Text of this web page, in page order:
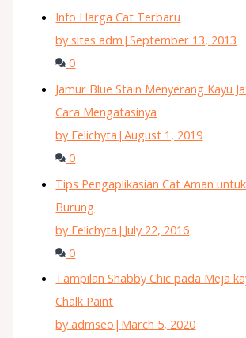
Info Harga Cat Terbaru
by sites adm |September 13, 2013
0
Jamur Blue Stain Menyerang Kayu
Cara Mengatasinya
by Felichyta |August 1, 2019
0
Tips Pengaplikasian Cat Aman
Burung
by Felichyta | July 22, 2016
0
Tampilan Shabby Chic pada Meja
Chalk Paint
by admseo | March 5, 2020